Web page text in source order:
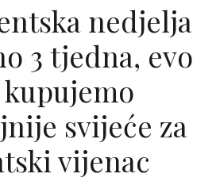
nedjelja
3 tjedna, evo
svijeće za
vijenac